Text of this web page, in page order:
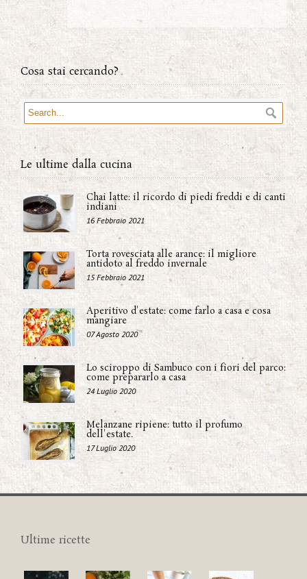
Cosa stai cercando?
Le ultime dalla cucina
Chai latte: il ricordo di piedi freddi e di canti
indiani
16 Febbraio 2021
Torta rovesciata alle arance: il migliore
antidoto al freddo invernale
15 Febbraio 2021
Aperitivo d'estate: come farlo a casa e cosa
mangiare
07 Agosto 2020
Lo sciroppo di Sambuco con i fiori del parco:
come prepararlo a casa
24 Luglio 2020
Melanzane ripiene: tutto il profumo
dell'estate.
17 Luglio 2020
Ultime ricette